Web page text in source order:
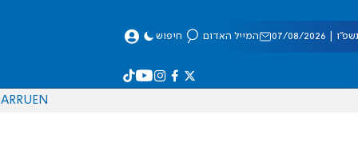
08/2026 המייל האדום חיפוש
EN
RU
AR